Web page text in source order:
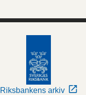
Riksbankens arkiv